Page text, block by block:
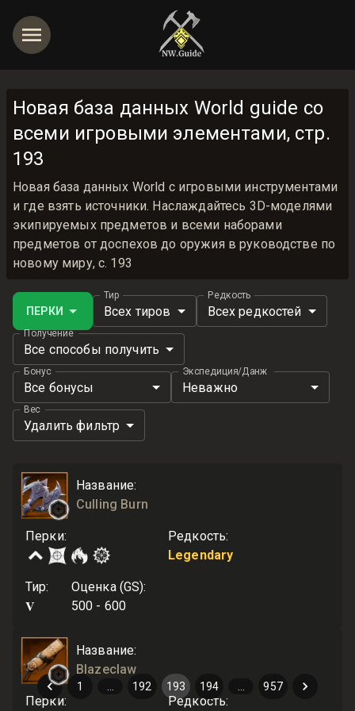
Новая база данных World guide со
всеми игровыми элементами, стр.
193
Новая база данных World с игровыми инструментами
и где взять источники. Наслаждайтесь 3D-моделями
экипируемых предметов и всеми наборами
предметов от доспехов до оружия в руководстве по
новому миру, с. 193
ПЕРКИ
Тир
Всех тиров
Редкость
Всех редкостей
Получение
Все способы получить
Бонус
Все бонусы
Экспедиция/Данж
Неважно
Вес
Удалить фильтр
Название:
Culling Burn
Перки: Редкость:
Legendary
Тир:
V
Оценка (GS):
500 - 600
Название:
Blazeclaw
Перки: Редкость:
1 192 193 194 957